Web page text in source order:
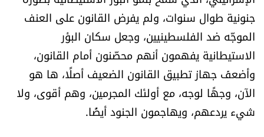
الرياضة
منوّعات
حظّك اليوم
للتاريخ
جنونية طوال سنوات، ولم يفرض القانون على العنف
الموجّه ضد الفلسطينيين، وجعل سكان البؤر
الاستيطانية يفهمون أنهم محصّنون أمام القانون،
وأضعفَ جهاز تطبيق القانون الضعيف أصلًا، ها هو
الآن، وجهًا لوجه، مع أولئك المجرمين، وهم أقوى، ولا
شيء يردعهم، ويهاجمون الجنود أيضًا.